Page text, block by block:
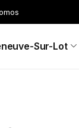
Sur-Lot